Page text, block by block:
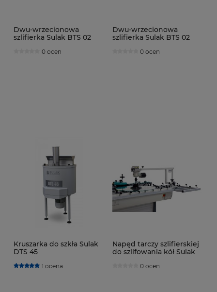
Dwu-wrzecionowa
szlifierka Sulak BTS 02
0 ocen
Dwu-wrzecionowa
szlifierka Sulak BTS 02
0 ocen
Kruszarka do szkła Sulak
DTS 45
1 ocena
Napęd tarczy szlifierskiej
do szlifowania kół Sulak
0 ocen